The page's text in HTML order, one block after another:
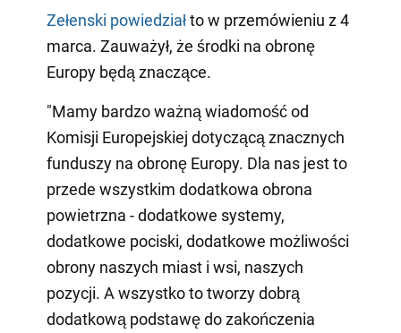
Zełenski powiedziałto w przemówieniu z 4
marca. Zauważył, że środki na obronę
Europy będą znaczące.
"Mamy bardzo ważną wiadomość od
Komisji Europejskiej dotyczącą znacznych
funduszy na obronę Europy. Dla nas jest to
przede wszystkim dodatkowa obrona
powietrzna - dodatkowe systemy,
dodatkowe pociski, dodatkowe możliwości
obrony naszych miast i wsi, naszych
pozycji. A wszystko to tworzy dobrą
dodatkową podstawę do zakończenia